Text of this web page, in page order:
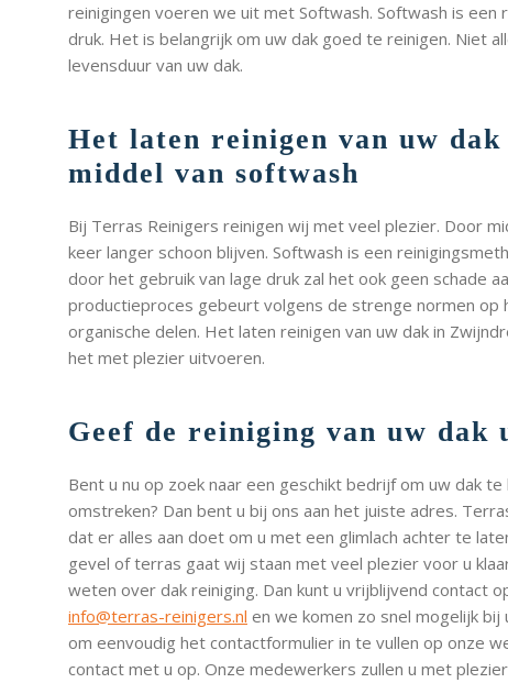
reinigingen voeren we uit met Softwash. Softwash is
druk. Het is belangrijk om uw dak goed te reinigen. Niet
levensduur van uw dak.
Het laten reinigen van uw
middel van softwash
Bij Terras Reinigers reinigen wij met veel plezier. Door
keer langer schoon blijven. Softwash is een
door het gebruik van lage druk zal het ook geen schade
productieproces gebeurt volgens de strenge normen op
organische delen. Het laten reinigen van uw dak in
het met plezier uitvoeren.
Geef de reiniging van uw dak
Bent u nu op zoek naar een geschikt bedrijf om uw dak
omstreken? Dan bent u bij ons aan het juiste adres.
dat er alles aan doet om u met een glimlach achter te
gevel of terras gaat wij staan met veel plezier voor u
weten over dak reiniging. Dan kunt u vrijblijvend contact
info@terras-reinigers.nl en we komen zo snel mogelijk
om eenvoudig het contactformulier in te vullen op onze
contact met u op. Onze medewerkers zullen u met